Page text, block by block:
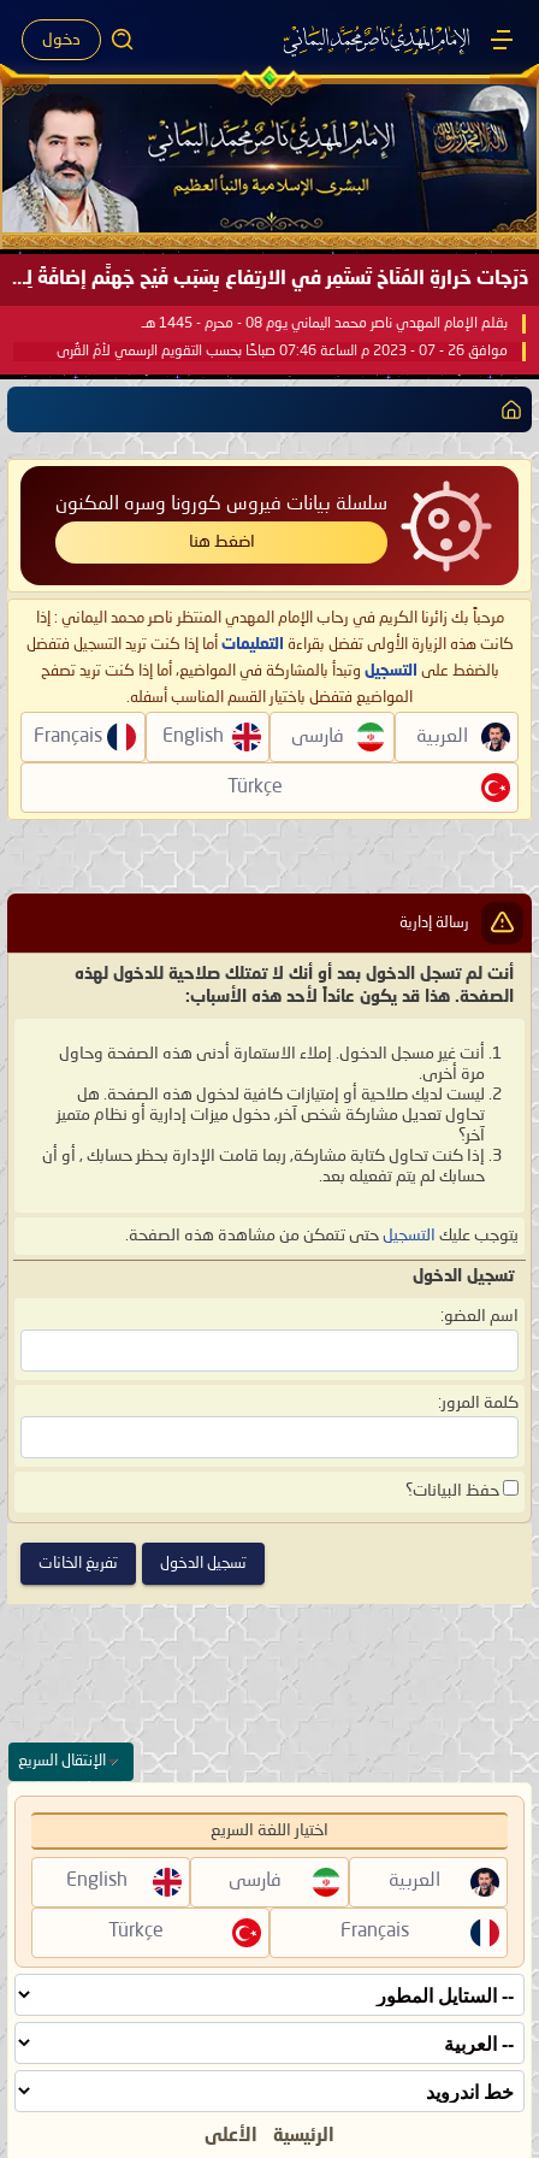
دخول
دَرَجات حَرارةِ المُنَاخ تَستَمِر في الارتِفاع بِسَبَب فَيْح جَهنَّم إضافَةً لِحرارةِ الشَّمس في مُحكَم القُرآن العَظيم ..
بقلم الإمام المهدي ناصر محمد اليماني يوم 08 - محرم - 1445 هـ
موافق 26 - 07 - 2023 م الساعة 07:46 صباحًا بحسب التقويم الرسمي لأمّ القُرى
سلسلة بيانات فيروس كورونا وسره المكنون
اضغط هنا
مرحباً بك زائرنا الكريم في رحاب الإمام المهدي المنتظر ناصر محمد اليماني : إذا
كانت هذه الزيارة الأولى تفضل بقراءة التعليمات أما إذا كنت تريد التسجيل فتفضل
بالضغط على التسجيل وتبدأ بالمشاركة في المواضيع، أما إذا كنت تريد تصفح
المواضيع فتفضل باختيار القسم المناسب أسفله.
العربية فارسی English
Français
Türkçe
رسالة إدارية
أنت لم تسجل الدخول بعد أو أنك لا تمتلك صلاحية للدخول لهذه
الصفحة. هذا قد يكون عائداً لأحد هذه الأسباب:
أنت غير مسجل الدخول. إملاء الاستمارة أدنى هذه الصفحة وحاول
مرة أخرى.
ليست لديك صلاحية أو إمتيازات كافية لدخول هذه الصفحة. هل
تحاول تعديل مشاركة شخص آخر, دخول ميزات إدارية أو نظام متميز
آخر؟
إذا كنت تحاول كتابة مشاركة, ربما قامت الإدارة بحظر حسابك , أو أن
حسابك لم يتم تفعيله بعد.
يتوجب عليك التسجيل حتى تتمكن من مشاهدة هذه الصفحة.
تسجيل الدخول
اسم العضو:
كلمة المرور:
حفظ البيانات؟
الإنتقال السريع
اختيار اللغة السريع
العربية فارسی English
Français
Türkçe
الرئيسية الأعلى